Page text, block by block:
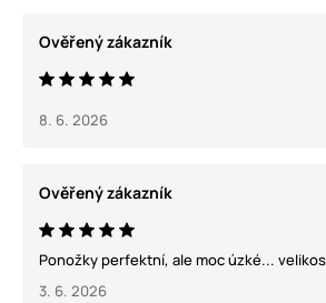
Ověřený zákazník
8. 6. 2026
Ověřený zákazník
Ponožky perfektní, ale moc úzké...
3. 6. 2026